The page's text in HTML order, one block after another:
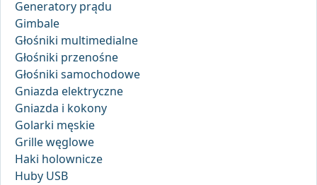
Generatory prądu
Gimbale
Głośniki multimedialne
Głośniki przenośne
Głośniki samochodowe
Gniazda elektryczne
Gniazda i kokony
Golarki męskie
Grille węglowe
Haki holownicze
Huby USB